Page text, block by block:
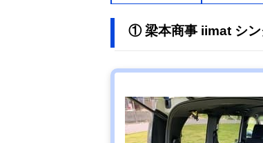
① 梁本商事 iimat シン